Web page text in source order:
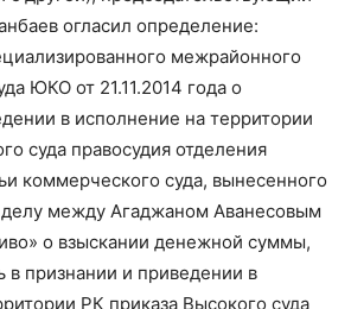
огласил определение:
межрайонного
ЮКО от 21.11.2014 года о
в исполнение на территории
суда правосудия отделения
коммерческого суда, вынесенного
делу между Агаджаном Аванесовым
о взыскании денежной суммы,
в признании и приведении в
РК приказа Высокого суда